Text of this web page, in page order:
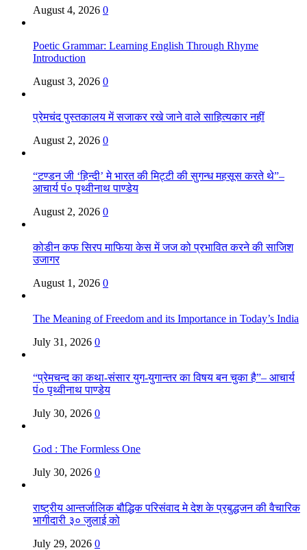
August 4, 2026 0
Poetic Grammar: Learning English Through Rhyme
Introduction
August 3, 2026 0
प्रेमचंद पुस्तकालय में सजाकर रखे जाने वाले साहित्यकार नहीं
August 2, 2026 0
“टण्डन जी ‘हिन्दी’ मे भारत की मिट्टी की सुगन्ध महसूस करते थे”–
आचार्य पं० पृथ्वीनाथ पाण्डेय
August 2, 2026 0
कोडीन कफ सिरप माफिया केस में जज को प्रभावित करने की साजिश
उजागर
August 1, 2026 0
The Meaning of Freedom and its Importance in Today’s India
July 31, 2026 0
“प्रेमचन्द का कथा-संसार युग-युगान्तर का विषय बन चुका है”– आचार्य
पं० पृथ्वीनाथ पाण्डेय
July 30, 2026 0
God : The Formless One
July 30, 2026 0
राष्ट्रीय आन्तर्जालिक बौद्धिक परिसंवाद मे देश के प्रबुद्धजन की वैचारिक
भागीदारी ३० जुलाई को
July 29, 2026 0